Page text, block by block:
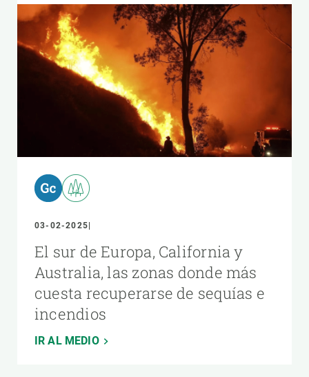
03-02-2025
El sur de Europa, California y
Australia, las zonas donde más
cuesta recuperarse de sequías e
incendios
IR AL MEDIO